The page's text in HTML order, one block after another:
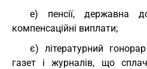
е) пенсії, державна
компенсаційні виплати;
є) літературний
газет і журналів, що